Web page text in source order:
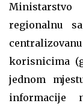
regionalnu
korisnicima
jednom
informacije